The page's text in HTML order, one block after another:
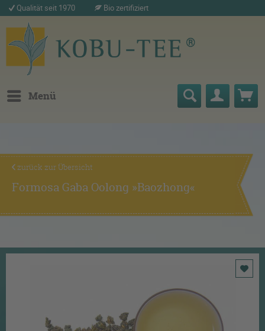
Qualität seit 1970 Bio zertifiziert
Menü
zurück zur Übersicht
Formosa Gaba Oolong »Baozhong«